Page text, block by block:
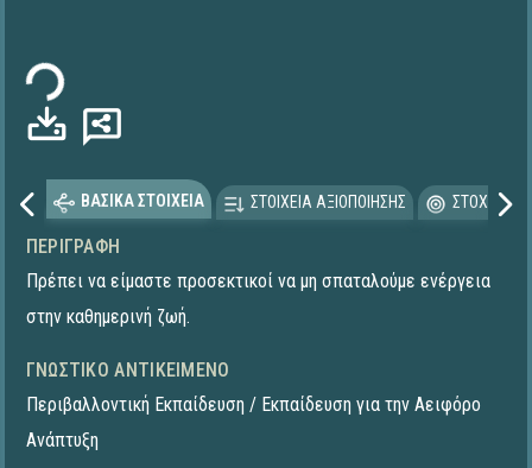
ΒΑΣΙΚΑ ΣΤΟΙΧΕΙΑ ΣΤΟΙΧΕΙΑ ΑΞΙΟΠΟΙΗΣΗΣ
ΠΕΡΙΓΡΑΦΉ
Πρέπει να είμαστε προσεκτικοί να μη σπαταλούμε ενέργεια
στην καθημερινή ζωή.
ΓΝΩΣΤΙΚΌ ΑΝΤΙΚΕΊΜΕΝΟ
Περιβαλλοντική Εκπαίδευση / Εκπαίδευση για την Αειφόρο
Ανάπτυξη